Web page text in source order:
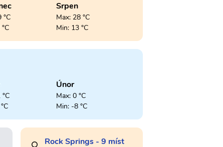
°C
Srpen
Max: 28 °C
Min: 13 °C
Únor
Max: 0 °C
Min: -8 °C
Rock Springs - 9 míst